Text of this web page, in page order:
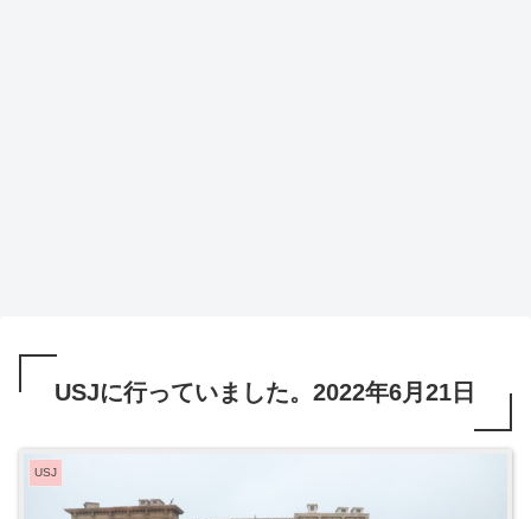
USJに行っていました。2022年6月21日
USJ